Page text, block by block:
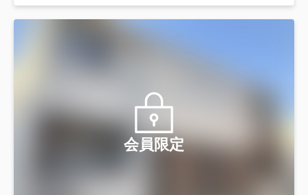
会員限定